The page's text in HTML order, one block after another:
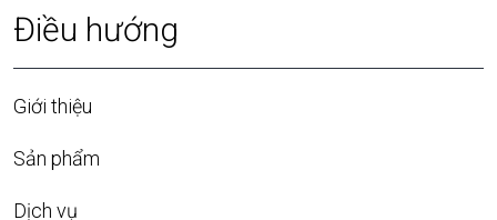
Điều hướng
Giới thiệu
Sản phẩm
Dịch vụ